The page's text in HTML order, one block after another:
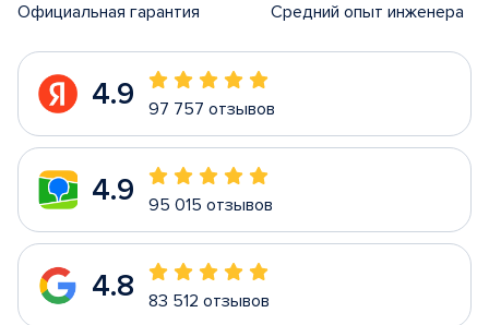
Официальная гарантия Средний опыт инженера
4.9 97 757 отзывов
4.9 95 015 отзывов
4.8 83 512 отзывов